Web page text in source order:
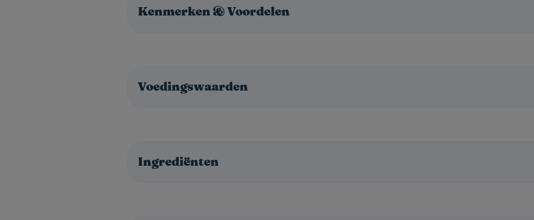
Kenmerken & Voordelen
Voedingswaarden
Ingrediënten